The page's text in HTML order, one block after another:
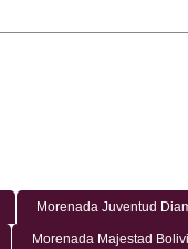
Morenada Juventud
Morenada Majestad